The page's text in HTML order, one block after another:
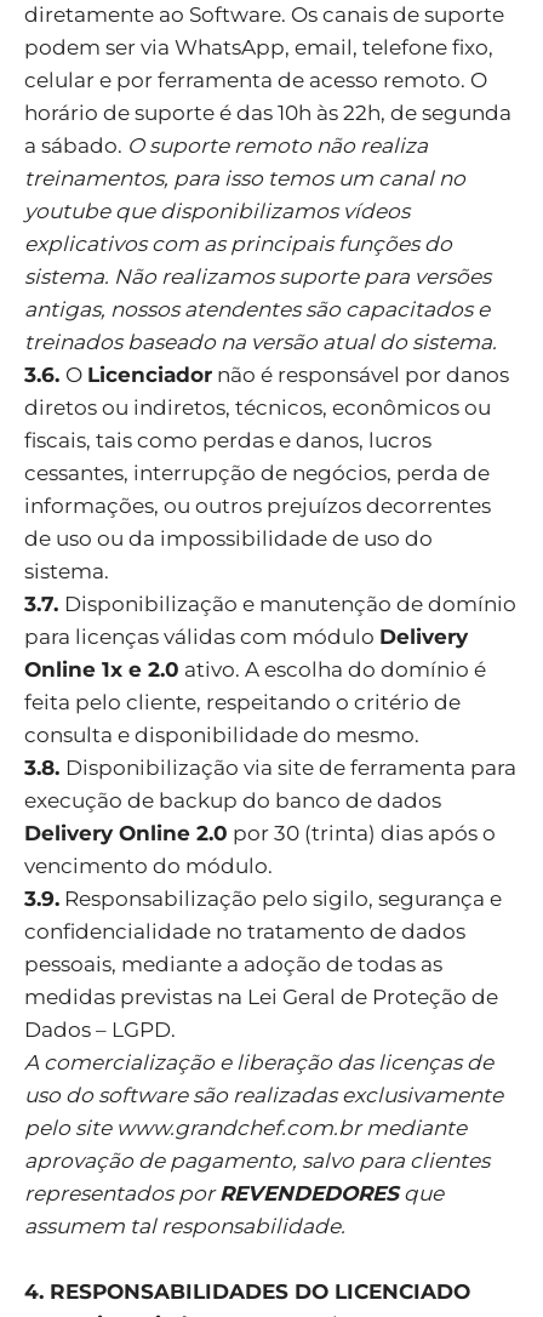
diretamente ao Software. Os canais de suporte
podem ser via WhatsApp, email, telefone fixo,
celular e por ferramenta de acesso remoto. O
horário de suporte é das 10h às 22h, de segunda
a sábado. O suporte remoto não realiza
treinamentos, para isso temos um canal no
youtube que disponibilizamos vídeos
explicativos com as principais funções do
sistema. Não realizamos suporte para versões
antigas, nossos atendentes são capacitados e
treinados baseado na versão atual do sistema.
3.6. O Licenciador não é responsável por danos
diretos ou indiretos, técnicos, econômicos ou
fiscais, tais como perdas e danos, lucros
cessantes, interrupção de negócios, perda de
informações, ou outros prejuízos decorrentes
de uso ou da impossibilidade de uso do
sistema.
3.7. Disponibilização e manutenção de domínio
para licenças válidas com módulo Delivery
Online 1x e 2.0 ativo. A escolha do domínio é
feita pelo cliente, respeitando o critério de
consulta e disponibilidade do mesmo.
3.8. Disponibilização via site de ferramenta para
execução de backup do banco de dados
Delivery Online 2.0 por 30 (trinta) dias após o
vencimento do módulo.
3.9. Responsabilização pelo sigilo, segurança e
confidencialidade no tratamento de dados
pessoais, mediante a adoção de todas as
medidas previstas na Lei Geral de Proteção de
Dados – LGPD.
A comercialização e liberação das licenças de
uso do software são realizadas exclusivamente
pelo site www.grandchef.com.brmediante
aprovação de pagamento, salvo para clientes
representados porREVENDEDORESque
assumem tal responsabilidade.
4. RESPONSABILIDADES DO LICENCIADO